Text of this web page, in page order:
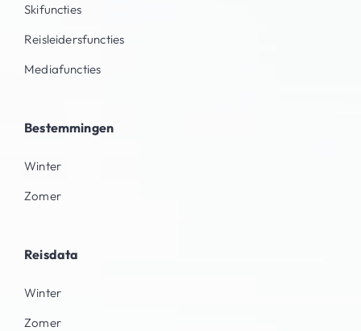
Skifuncties
Reisleidersfuncties
Mediafuncties
Bestemmingen
Winter
Zomer
Reisdata
Winter
Zomer